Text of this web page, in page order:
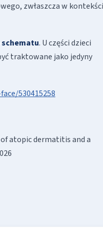
zwłaszcza w
schematu. U części dzieci
traktowane jako jedyny
530415258
atopic dermatitis and a